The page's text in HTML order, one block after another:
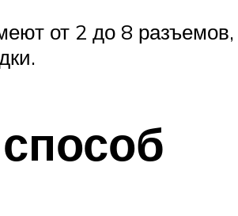
от 2 до 8 разъемов,